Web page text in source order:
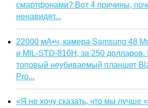
смартфонами? Вот 4 причины,
ненавидят...
22000 мА•ч, камера Samsung 48
и MIL-STD-810H, за 250 долларов.
топовый неубиваемый планшет
Pro...
«Я не хочу сказать, что мы лучше